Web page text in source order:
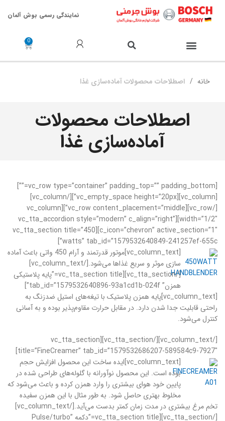
نمایندگی رسمی بوش آلمان
خانه اصطلاحات محصولات آماده‌سازی غذا
اصطلاحات محصولات
آماده‌سازی غذا
[vc_row type=”container” padding_top=”” padding_bottom=””]
[vc_column][vc_empty_space height=”20px”][/vc_column]
[/vc_row][vc_row content_placement=”middle”][vc_column
width=”1/2″][vc_tta_accordion style=”modern” c_align=”right”
c_icon=”chevron” active_section=”1″][vc_tta_section title=”450
watts” tab_id=”1579532640849-241257ef-655c”]
[vc_column_text]
موتور قدرتمند و آرام 450 واتی باعث آماده
سازی موثر و سریع غذاها می‌شود.[/vc_column_text]
[/vc_tta_section][vc_tta_section title=”پایه پلاستیکی
همزن” tab_id=”1579532640896-93a1cd1b-024f”]
[vc_column_text]پایه همزن پلاستیک با تیغه‌های استیل ضدزنگ به
راحتی قابلیت جدا شدن دارد. در مقابل حرارت مقاوم‌پذیر بوده و به آسانی
کنترل می‌شود.
[/vc_column_text][/vc_tta_section][vc_tta_section
title=”FineCreamer” tab_id=”1579532686207-589584c9-7927″]
[vc_column_text]
ایده ساخت این محصول افزایش حجم
بوده است. این محصول نوآورانه با گلوله‌های طراحی شده در
پایین خود هوای بیشتری را وارد همزن کرده و باعث می‌شود که
مخلوط بهتری حاصل شود. به طور مثال با این همزن سفیده
تخم مرغ بیشتری در مدت زمان کمتر بدست می‌آید.[/vc_column_text]
[/vc_tta_section][vc_tta_section title=”دکمه Pulse/turbo”